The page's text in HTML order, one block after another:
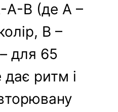
B (де A –
B –
для 65
дає ритм і